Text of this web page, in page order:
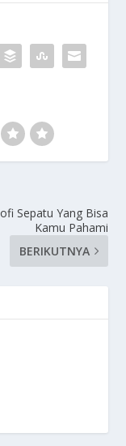
Sepatu Yang Bisa
Kamu Pahami
BERIKUTNYA